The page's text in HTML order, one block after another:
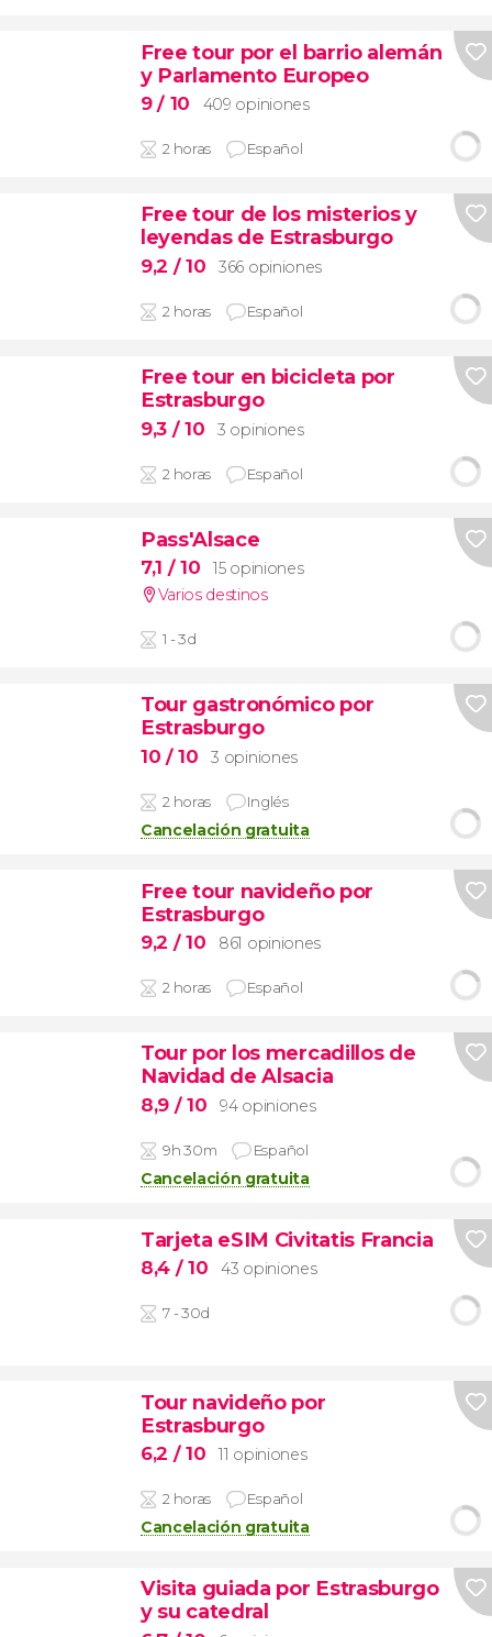
Free tour por el barrio alemán
y Parlamento Europeo
9/ 10 409 opiniones
2 horas Español
Free tour de los misterios y
leyendas de Estrasburgo
9,2 / 10 366 opiniones
2 horas Español
Free tour en bicicleta por
Estrasburgo
9,3 / 10 3 opiniones
2 horas Español
Pass'Alsace
7,1 / 10
15 opiniones
Varios destinos
1 - 3d
Tour gastronómico por
Estrasburgo
10 / 10 3 opiniones
2 horas Inglés
Cancelación gratuita
Free tour navideño por
Estrasburgo
9,2 / 10 861 opiniones
2 horas Español
Tour por los mercadillos de
Navidad de Alsacia
8,9 / 10 94 opiniones
9h 30m Español
Cancelación gratuita
Tarjeta eSIM Civitatis Francia
8,4 / 10 43 opiniones
7 - 30d
Tour navideño por
Estrasburgo
6,2 / 10 11 opiniones
2 horas Español
Cancelación gratuita
Visita guiada por Estrasburgo
y su catedral